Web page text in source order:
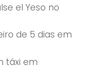
el Yeso no
de 5 dias em
táxi em